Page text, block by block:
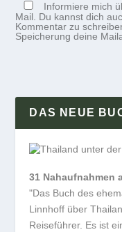
Informiere mich
Mail. Du kannst dich
Kommentar zu
Speicherung deine
DAS NEUE
31 Nahaufnahmen
"Das Buch des
Linnhoff über
Reiseführer. Es ist